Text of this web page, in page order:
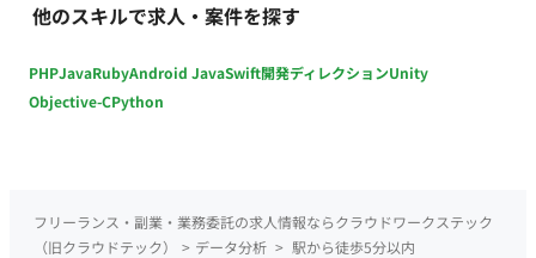
他のスキルで求人・案件を探す
PHPJavaRubyAndroid JavaSwift開発ディレクションUnity
Objective-CPython
フリーランス・副業・業務委託の求人情報ならクラウドワークステック
（旧クラウドテック）
> データ分析 > 駅から徒歩5分以内